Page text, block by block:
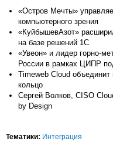
«Остров Мечты»
компьютерного зрения
«КуйбышевАзот»
на базе решений 1С
«Увеон» и лидер горно-
России в рамках ЦИПР
Timeweb Cloud
кольцо
Сергей Волков, CISO
by Design
Тематики: Интеграция